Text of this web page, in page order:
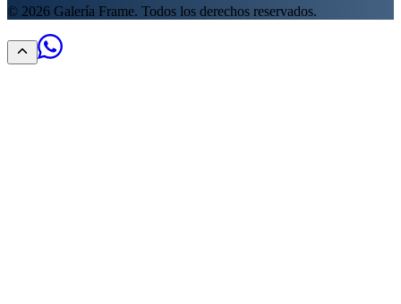
© 2026 Galería Frame. Todos los derechos reservados.